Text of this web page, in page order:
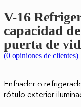
V-16
capacidad
puerta de
(0 opiniones de clientes)
Enfriador o
rótulo exterior